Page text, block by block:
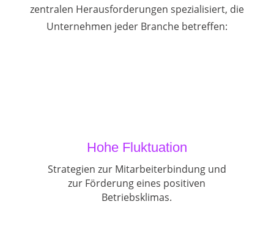
zentralen Herausforderungen spezialisiert, die
Unternehmen jeder Branche betreffen:
Hohe Fluktuation
Strategien zur Mitarbeiterbindung und
zur Förderung eines positiven
Betriebsklimas.